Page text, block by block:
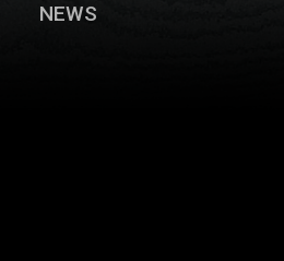
NEWS